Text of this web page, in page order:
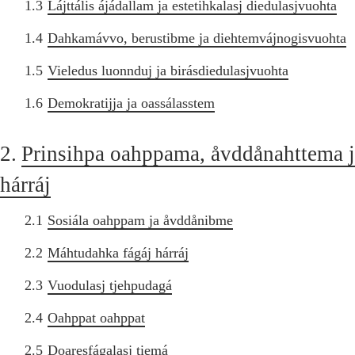
1.3 Lájttális ájádallam ja estetihkalasj diedulasjvuohta
1.4 Dahkamávvo, berustibme ja diehtemvájnogisvuohta
1.5 Vieledus luonnduj ja birásdiedulasjvuohta
1.6 Demokratijja ja oassálasstem
2. Prinsihpa oahppama, åvddånahttema
hárráj
2.1 Sosiála oahppam ja åvddånibme
2.2 Máhtudahka fágáj hárráj
2.3 Vuodulasj tjehpudagá
2.4 Oahppat oahppat
2.5 Doaresfágalasj tiemá